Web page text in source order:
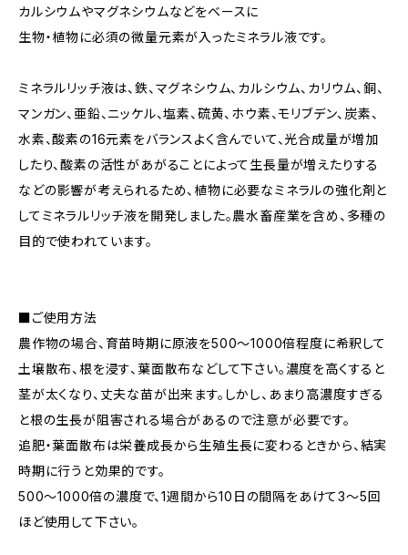
カルシウムやマグネシウムなどをベースに
生物・植物に必須の微量元素が入ったミネラル液です。
ミネラルリッチ液は、鉄、マグネシウム、カルシウム、カリウム、銅、
マンガン、亜鉛、ニッケル、塩素、硫黄、ホウ素、モリブデン、炭素、
水素、酸素の16元素をバランスよく含んでいて、光合成量が増加
したり、酸素の活性があがることによって生長量が増えたりする
などの影響が考えられるため、植物に必要なミネラルの強化剤と
してミネラルリッチ液を開発しました。農水畜産業を含め、多種の
目的で使われています。
■ご使用方法
農作物の場合、育苗時期に原液を500～1000倍程度に希釈して
土壌散布、根を浸す、葉面散布などして下さい。濃度を高くすると
茎が太くなり、丈夫な苗が出来ます。しかし、あまり高濃度すぎる
と根の生長が阻害される場合があるので注意が必要です。
追肥・葉面散布は栄養成長から生殖生長に変わるときから、結実
時期に行うと効果的です。
500～1000倍の濃度で、1週間から10日の間隔をあけて3～5回
ほど使用して下さい。